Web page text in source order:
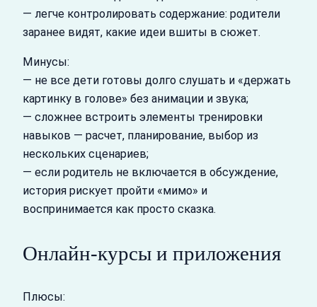
— легче контролировать содержание: родители
заранее видят, какие идеи вшиты в сюжет.
Минусы:
— не все дети готовы долго слушать и «держать
картинку в голове» без анимации и звука;
— сложнее встроить элементы тренировки
навыков — расчет, планирование, выбор из
нескольких сценариев;
— если родитель не включается в обсуждение,
история рискует пройти «мимо» и
воспринимается как просто сказка.
Онлайн-курсы и приложения
Плюсы: